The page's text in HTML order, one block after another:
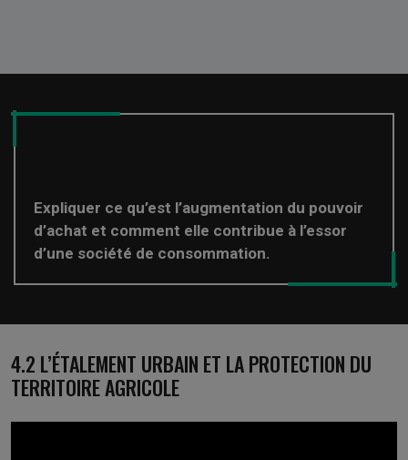
Expliquer ce qu’est l’augmentation du pouvoir
d’achat et comment elle contribue à l’essor
d’une société de consommation.
4.2 L’ÉTALEMENT URBAIN ET LA PROTECTION DU
TERRITOIRE AGRICOLE